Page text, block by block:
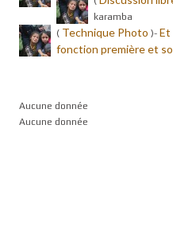
karamba
( Technique Photo )- Et
fonction première et
Aucune donnée
Aucune donnée